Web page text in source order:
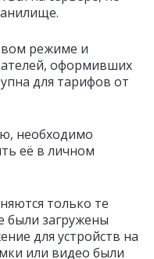
режиме и
оформивших
для тарифов от
необходимо
её в личном
только те
были загружены
для устройств на
или видео были